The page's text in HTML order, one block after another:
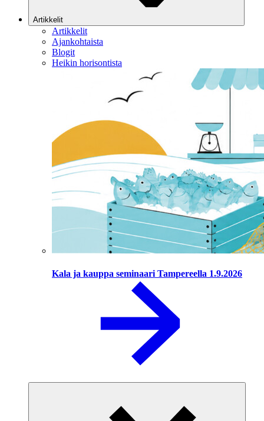
Artikkelit
Artikkelit
Ajankohtaista
Blogit
Heikin horisontista
Kala ja kauppa seminaari Tampereella 1.9.2026